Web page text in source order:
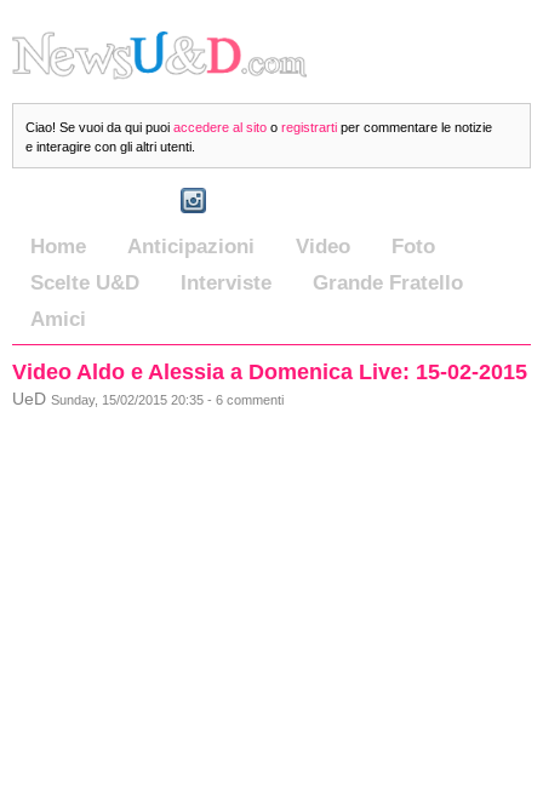
Ciao! Se vuoi da qui puoi accedere al sito o registrarti per commentare le notizie
e interagire con gli altri utenti.
Home Anticipazioni Video
Foto
Scelte U&D
Interviste
Grande Fratello
Amici
Video Aldo e Alessia a Domenica Live: 15-02-2015
UeD Sunday, 15/02/2015 20:35 - 6 commenti